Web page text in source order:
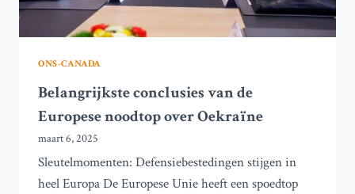
ONS-CANADA
Belangrijkste conclusies van de
Europese noodtop over Oekraïne
maart 6, 2025
Sleutelmomenten: Defensiebestedingen stijgen in
heel Europa De Europese Unie heeft een spoedtop